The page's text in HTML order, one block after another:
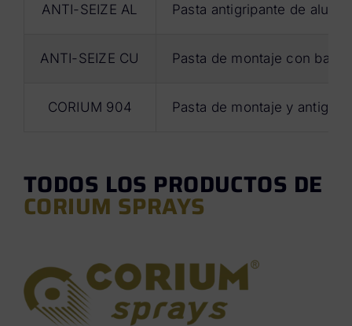
ANTI-SEIZE AL Pasta antigripante de
ANTI-SEIZE CU Pasta de montaje con
CORIUM 904 Pasta de montaje y
TODOS LOS PRODUCTOS DE
CORIUM SPRAYS